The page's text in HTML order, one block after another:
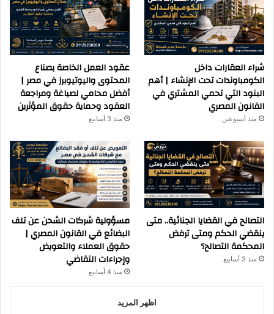
شراء العقارات داخل
الكومباوندات تحت الإنشاء | أهم
البنود التي تحمي المشتري في
القانون المصري
منذ أسبوعين
عقود العمل الخاصة بصناع
المحتوى واليوتيوبرز في مصر |
أفضل محامي لصياغة ومراجعة
العقود وحماية حقوق المؤثرين
منذ 3 أسابيع
التصالح في القضايا الجنائية.. متى
ينقضي الحكم ومتى ترفض
المحكمة التصالح؟
منذ 3 أسابيع
مسؤولية شركات الشحن عن تلف
البضائع في القانون المصري |
حقوق العملاء والتعويض
وإجراءات التقاضي
منذ 4 أسابيع
اظهر المزيد